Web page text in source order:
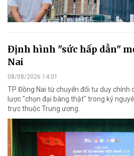
Định hình "sức hấp dẫn"
Nai
08/08/2026 14:01
TP Đồng Nai từ chuyển đổi tư duy chính
lược "chọn đại bàng thật" trong kỷ
trực thuộc Trung ương.